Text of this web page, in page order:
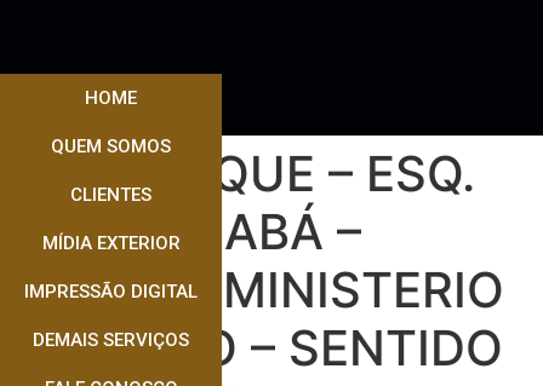
HOME
QUEM SOMOS
CLIENTES
MÍDIA EXTERIOR
IMPRESSÃO DIGITAL
DEMAIS SERVIÇOS
VIA PARQUE – ESQ.
RUA CUIABÁ –
FRENTE MINISTERIO
PUBLICO – SENTIDO